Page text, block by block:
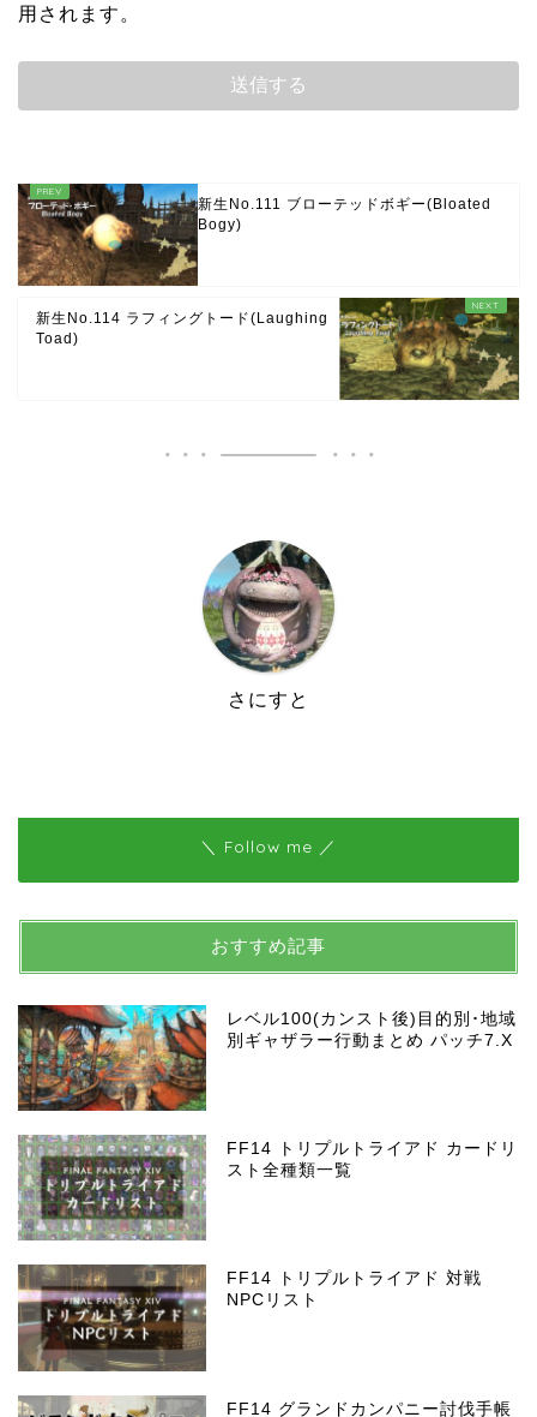
用されます。
新生No.111 ブローテッドボギー(Bloated
Bogy)
新生No.114 ラフィングトード(Laughing
Toad)
さにすと
＼ Follow me ／
おすすめ記事
レベル100(カンスト後)目的別･地域
別ギャザラー行動まとめ パッチ7.X
FF14 トリプルトライアド カードリ
スト全種類一覧
FF14 トリプルトライアド 対戦
NPCリスト
FF14 グランドカンパニー討伐手帳